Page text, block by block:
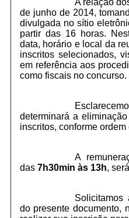
A relação
de junho de 2014,
divulgada no sítio
partir das 16 horas.
data, horário e local da
inscritos selecionados,
em referência aos
como fiscais no concurso.
determinará a
inscritos, conforme
A
das 7h30min às 13h,
Solicitamos
do presente documento,